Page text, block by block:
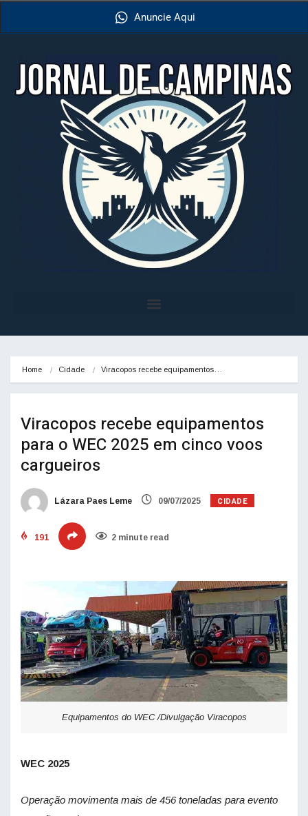
Anuncie Aqui
Home Cidade Viracopos recebe equipamentos…
Viracopos recebe equipamentos
para o WEC 2025 em cinco voos
cargueiros
Lázara Paes Leme 09/07/2025 CIDADE
191 2 minute read
Equipamentos do WEC /Divulgação Viracopos
WEC 2025
Operação movimenta mais de 456 toneladas para evento